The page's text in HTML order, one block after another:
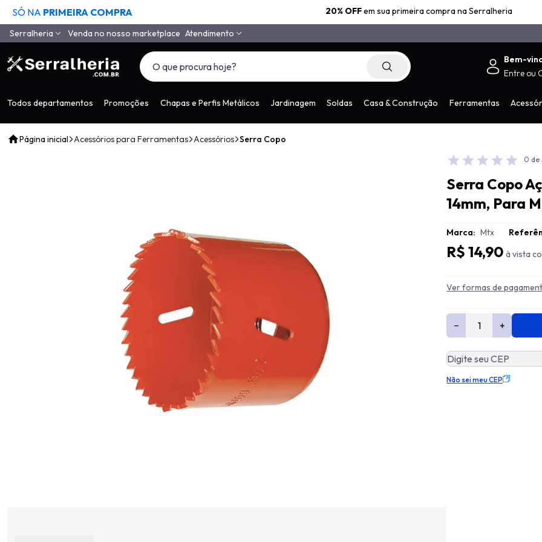
SÓ NA PRIMEIRA COMPRA 20% OFFem sua primeira compra na Serralheria
Serralheria
Quem Somos
Segurança
Pagamento
Venda no nosso marketplace Atendimento
(11) 4558-6994
(11) 97650-9985
Bem-
Entre ou
Todos departamentos Promoções Chapas e Perfis Metálicos Jardinagem Soldas Casa & Construção Ferramentas
Página inicial Acessórios para Ferramentas Acessórios Serra Copo
0 de
Serra Copo
14mm, Para
Marca: Mtx
R$ 14,90 à vista
Ver formas de
− +
Não sei meu CEP